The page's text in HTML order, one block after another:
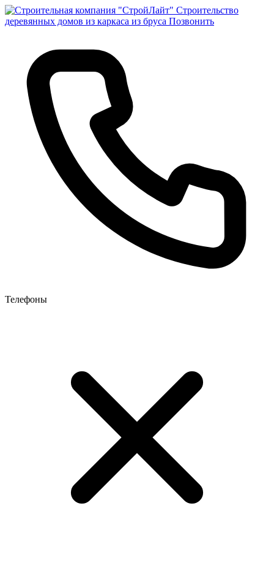
Строительство
деревянных домов из каркаса из бруса Позвонить
Телефоны